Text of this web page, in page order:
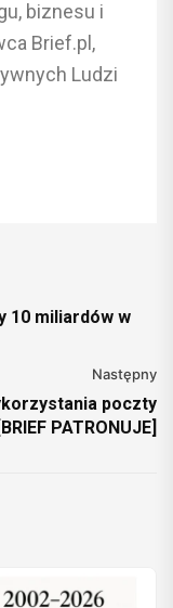
biznesu i
Brief.pl,
Ludzi
10 miliardów w
Następny
poczty
PATRONUJE]